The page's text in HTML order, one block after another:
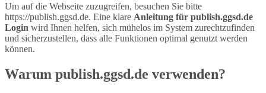
Um auf die Webseite zuzugreifen, besuchen Sie bitte
https://publish.ggsd.de. Eine klare Anleitung für publish.ggsd.de
Login wird Ihnen helfen, sich mühelos im System zurechtzufinden
und sicherzustellen, dass alle Funktionen optimal genutzt werden
können.
Warum publish.ggsd.de verwenden?